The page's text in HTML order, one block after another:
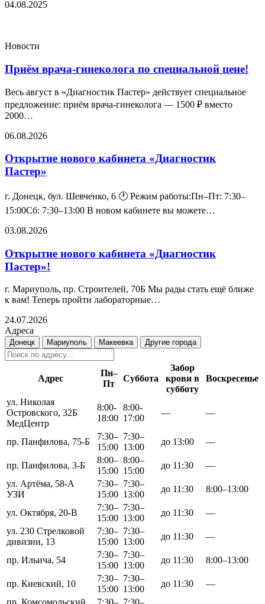
04.08.2025
Новости
Приём врача-гинеколога по специальной цене!
Весь август в «Диагностик Пастер» действует специальное
предложение: приём врача-гинеколога — 1500 ₽ вместо
2000…
06.08.2026
Открытие нового кабинета «Диагностик
Пастер»
г. Донецк, бул. Шевченко, 6 🕐 Режим работы:Пн–Пт: 7:30–
15:00Сб: 7:30–13:00 В новом кабинете вы можете…
03.08.2026
Открытие нового кабинета «Диагностик
Пастер»!
г. Мариуполь, пр. Строителей, 70Б Мы рады стать ещё ближе
к вам! Теперь пройти лабораторные…
24.07.2026
Адреса
Донецк Мариуполь Макеевка Другие города
Адрес
Пн–
Пт
Суббота
Забор
крови в
субботу
Воскресенье
ул. Николая
Островского, 32Б
МедЦентр
8:00-
18:00
8:00-
17:00
— —
пр. Панфилова, 75-Б
7:30–
15:00
7:30–
13:00
до 13:00 —
пр. Панфилова, 3-Б
8:00–
15:00
8:00–
15:00
до 11:30
—
ул. Артёма, 58-А
УЗИ
7:30–
15:00
7:30–
13:00
до 11:30 8:00–13:00
ул. Октября, 20-В
7:30–
15:00
7:30–
13:00
до 11:30
—
ул. 230 Стрелковой
дивизии, 13
7:30–
15:00
7:30–
13:00
до 11:30 —
пр. Ильича, 54
7:30–
15:00
7:30–
13:00
до 11:30 8:00–13:00
пр. Киевский, 10
7:30–
15:00
7:30–
13:00
до 11:30
—